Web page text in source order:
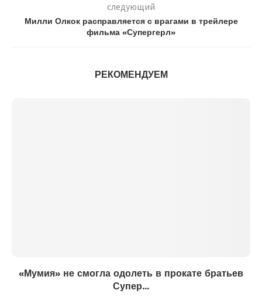
следующий
Милли Олкок расправляется с врагами в трейлере
фильма «Супергерл»
РЕКОМЕНДУЕМ
«Мумия» не смогла одолеть в прокате братьев
Супер...